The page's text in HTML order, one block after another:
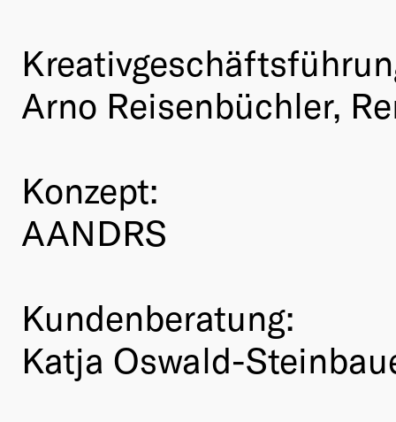
Arno Reisenbüchler,
Konzept:
AANDRS
Kundenberatung:
Katja Oswald-